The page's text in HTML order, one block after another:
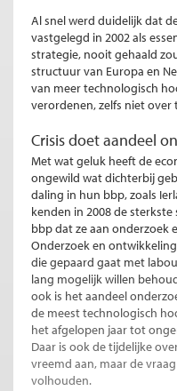
Al snel werd duidelijk dat
vastgelegd in 2002 als
strategie, nooit gehaald
structuur van Europa en
van meer technologisch
verordenen, zelfs niet over
Crisis doet aandeel
Met wat geluk heeft de
ongewild wat dichterbij
daling in hun bbp, zoals
kenden in 2008 de
bbp dat ze aan onderzoek
Onderzoek en
die gepaard gaat met
lang mogelijk willen
ook is het aandeel
de meest technologisch
het afgelopen jaar tot
Daar is ook de tijdelijke
vreemd aan, maar de
volhouden.